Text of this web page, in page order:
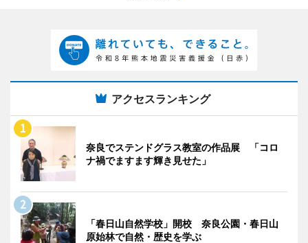
アクセスランキング
奈良でステンドグラス教室の作品展 「コロ
ナ禍でますます輝き見せた」
「春日山自然学校」開校 奈良公園・春日山
原始林で自然・歴史を学ぶ